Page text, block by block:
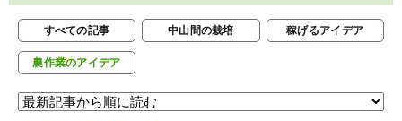
すべての記事 中山間の栽培 稼げるアイデア
農作業のアイデア